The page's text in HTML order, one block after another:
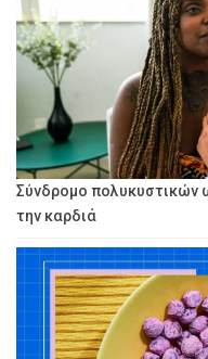
Σύνδρομο πολυκυστικών
την καρδιά